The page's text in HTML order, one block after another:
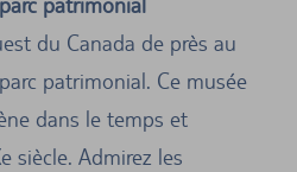
du Canada de près au
patrimonial. Ce musée
dans le temps et
siècle. Admirez les